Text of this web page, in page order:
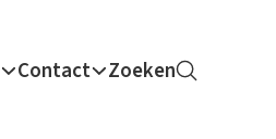
Contact Zoeken